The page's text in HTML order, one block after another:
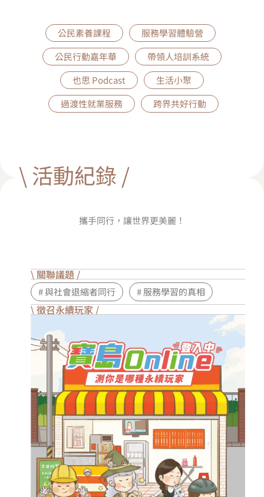
公民素養課程
服務學習體驗營
公民行動嘉年華
帶領人培訓系統
也思 Podcast
生活小聚
過渡性就業服務
跨界共好行動
\ 活動紀錄 /
攜手同行，讓世界更美麗！
\ 關聯議題 /
# 與社會退縮者同行 # 服務學習的真相
\ 徵召永續玩家 /